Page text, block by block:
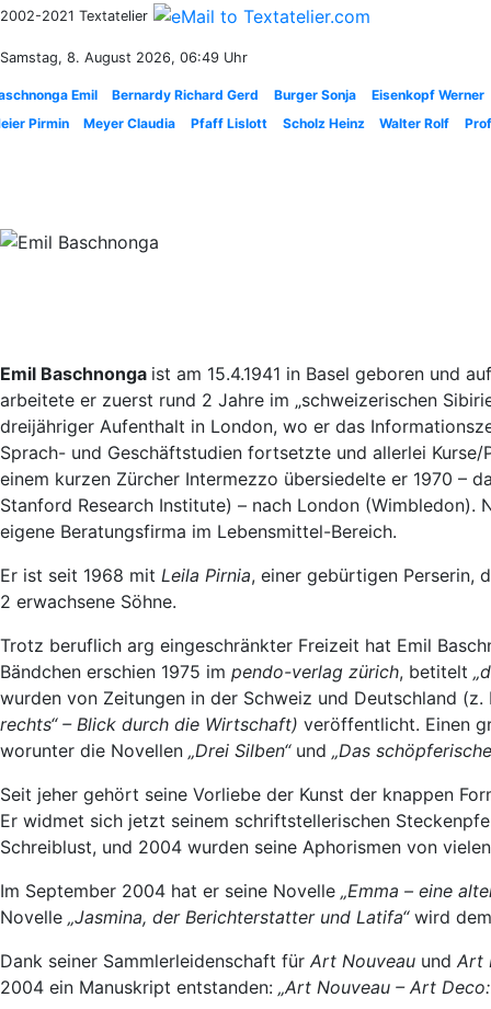
2002-2021 Textatelier
Samstag, 8. August 2026, 06:49 Uhr
Emil Bernardy Richard Gerd Burger Sonja
Eisenkopf Werner
Pirmin
Meyer Claudia Pfaff Lislott Scholz Heinz Walter Rolf
Emil Baschnonga ist am 15.4.1941 in Basel geboren und
arbeitete er zuerst rund 2 Jahre im „schweizerischen
dreijähriger Aufenthalt in London, wo er das
Sprach- und Geschäftstudien fortsetzte und allerlei
einem kurzen Zürcher Intermezzo übersiedelte er 1970 –
Stanford Research Institute) – nach London
eigene Beratungsfirma im Lebensmittel-Bereich.
Er ist seit 1968 mit Leila Pirnia, einer gebürtigen Perserin,
2 erwachsene Söhne.
Trotz beruflich arg eingeschränkter Freizeit hat Emil
Bändchen erschien 1975 im pendo-verlag zürich, betitelt
wurden von Zeitungen in der Schweiz und Deutschland
rechts“ – Blick durch die Wirtschaft) veröffentlicht. Einen
worunter die Novellen „Drei Silben“ und „Das
Seit jeher gehört seine Vorliebe der Kunst der knappen
Er widmet sich jetzt seinem schriftstellerischen
Schreiblust, und 2004 wurden seine Aphorismen von
Im September 2004 hat er seine Novelle „Emma – eine
Novelle „Jasmina, der Berichterstatter und Latifa“ wird
Dank seiner Sammlerleidenschaft für Art Nouveau und Art
2004 ein Manuskript entstanden: „Art Nouveau – Art